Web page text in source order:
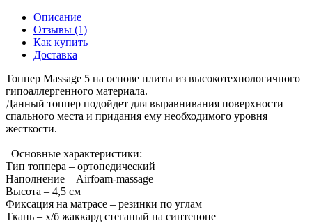
Описание
Отзывы (1)
Как купить
Доставка
Топпер Massage 5 на основе плиты из высокотехнологичного
гипоаллергенного материала.
Данный топпер подойдет для выравнивания поверхности
спального места и придания ему необходимого уровня
жесткости.
Основные характеристики:
Тип топпера – ортопедический
Наполнение – Airfoam-massage
Высота – 4,5 см
Фиксация на матрасе – резинки по углам
Ткань – х/б жаккард стеганый на синтепоне